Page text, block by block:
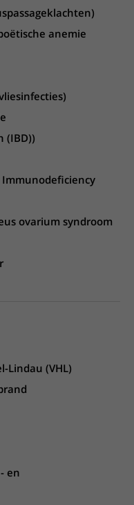
anemie
(IBD))
Immunodeficiency
ovarium syndroom
Lindau (VHL)
en